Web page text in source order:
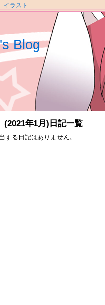
イラスト
Blog
(2021年1月)日記一覧
する日記はありません。